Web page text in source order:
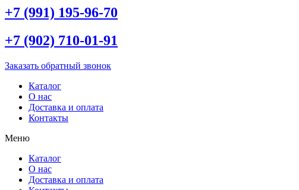
+7 (991) 195-96-70
+7 (902) 710-01-91
Заказать обратный звонок
Каталог
О нас
Доставка и оплата
Контакты
Меню
Каталог
О нас
Доставка и оплата